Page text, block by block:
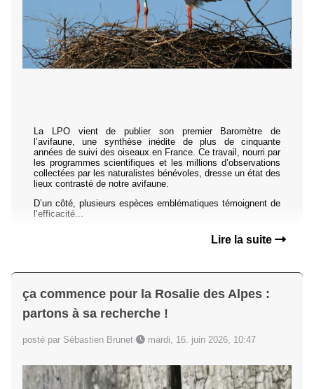
La LPO vient de publier son premier Baromètre de
l’avifaune, une synthèse inédite de plus de cinquante
années de suivi des oiseaux en France. Ce travail, nourri par
les programmes scientifiques et les millions d’observations
collectées par les naturalistes bénévoles, dresse un état des
lieux contrasté de notre avifaune.
D’un côté, plusieurs espèces emblématiques témoignent de
l’efficacité...
Lire la suite
ça commence pour la Rosalie des Alpes :
partons à sa recherche !
posté par Sébastien Brunet mardi, 16. juin 2026, 10:47